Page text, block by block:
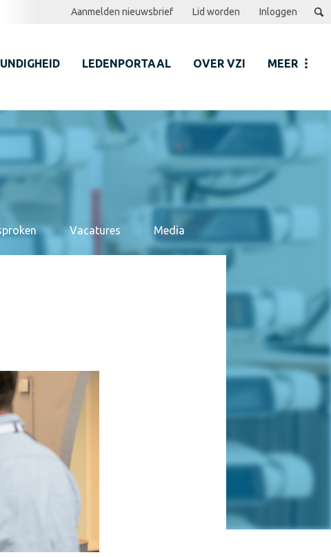
LEDENPORTAAL OVER VZI MEER
Aanmelden nieuwsbrief Lid worden Inloggen
Vacatures Media